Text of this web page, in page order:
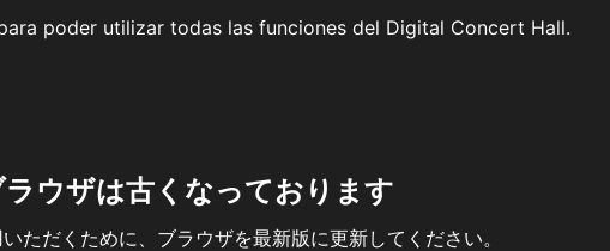
poder utilizar todas las funciones del Digital Concert Hall.
ウザは古くなっております
ただくために、ブラウザを最新版に更新してください。